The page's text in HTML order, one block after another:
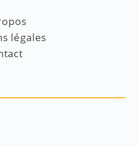
légales